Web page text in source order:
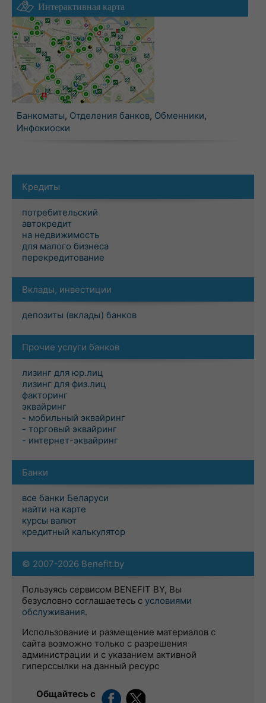
Интерактивная карта
Банкоматы, Отделения банков, Обменники,
Инфокиоски
Кредиты
потребительский
автокредит
на недвижимость
для малого бизнеса
перекредитование
Вклады, инвестиции
депозиты (вклады) банков
Прочие услуги банков
лизинг для юр.лиц
лизинг для физ.лиц
факторинг
эквайринг
- мобильный эквайринг
- торговый эквайринг
- интернет-эквайринг
Банки
все банки Беларуси
найти на карте
курсы валют
кредитный калькулятор
© 2007-2026 Benefit.by
Пользуясь сервисом BENEFIT BY, Вы
безусловно соглашаетесь с условиями
обслуживания.
Использование и размещение материалов с
сайта возможно только с разрешения
администрации и с указанием активной
гиперссылки на данный ресурс
Общайтесь с